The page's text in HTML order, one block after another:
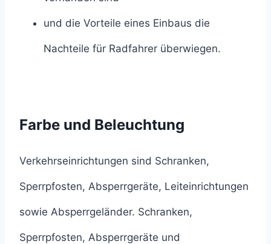
und die Vorteile eines Einbaus die
Nachteile für Radfahrer überwiegen.
Farbe und Beleuchtung
Verkehrseinrichtungen sind Schranken,
Sperrpfosten, Absperrgeräte, Leiteinrichtungen
sowie Absperrgeländer. Schranken,
Sperrpfosten, Absperrgeräte und